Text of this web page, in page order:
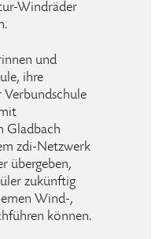
Windräder
und
ihre
Verbundschule
Gladbach
zdi-Netzwerk
übergeben,
zukünftig
Wind-,
können.